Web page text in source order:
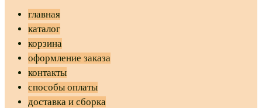
главная
каталог
корзина
оформление заказа
контакты
способы оплаты
доставка и сборка